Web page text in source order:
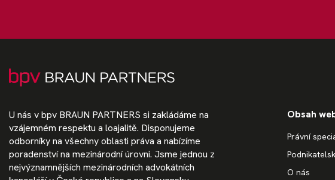
U nás v bpv BRAUN PARTNERS si zakládáme na
vzájemném respektu a loajalitě. Disponujeme
odborníky na všechny oblasti práva a nabízíme
poradenství na mezinárodní úrovni. Jsme jednou z
nejvýznamnějších mezinárodních advokátních
Obsah
Právní
O nás